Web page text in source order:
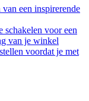
een inspirerende
schakelen voor een
van je winkel
voordat je met